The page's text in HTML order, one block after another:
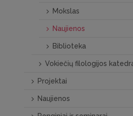
Mokslas
Naujienos
Biblioteka
Vokiečių filologijos
Projektai
Naujienos